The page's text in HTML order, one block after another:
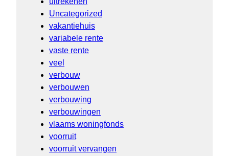
Uncategorized
vakantiehuis
variabele rente
vaste rente
veel
verbouw
verbouwen
verbouwing
verbouwingen
vlaams woningfonds
voorruit
voorruit vervangen